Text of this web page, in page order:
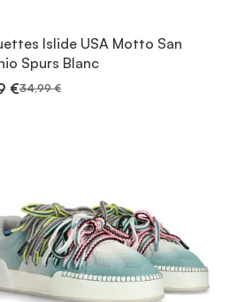
Islide USA Motto San
Spurs Blanc
€34,99 €